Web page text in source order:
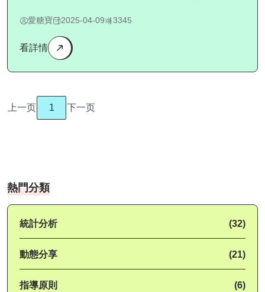
愛糖寶 2025-04-09 3345
看詳情
上一页 1 下一页
熱門分類
統計分析 (32)
動態分享 (21)
指導原則 (6)